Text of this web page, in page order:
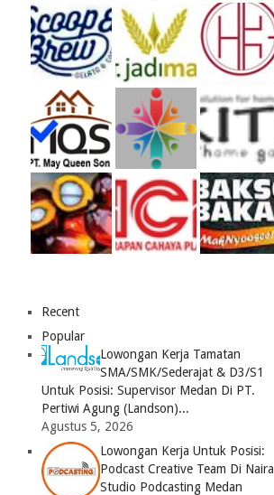
Recent
Popular
Lowongan Kerja Tamatan
SMA/SMK/Sederajat & D3/S1
Untuk Posisi: Supervisor Medan Di PT.
Pertiwi Agung (Landson)...
Agustus 5, 2026
Lowongan Kerja Untuk Posisi:
Podcast Creative Team Di Naira
Studio Podcasting Medan